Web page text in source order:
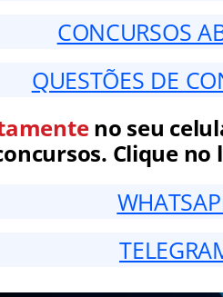
CONCURSOS
QUESTÕES DE
no seu
Clique